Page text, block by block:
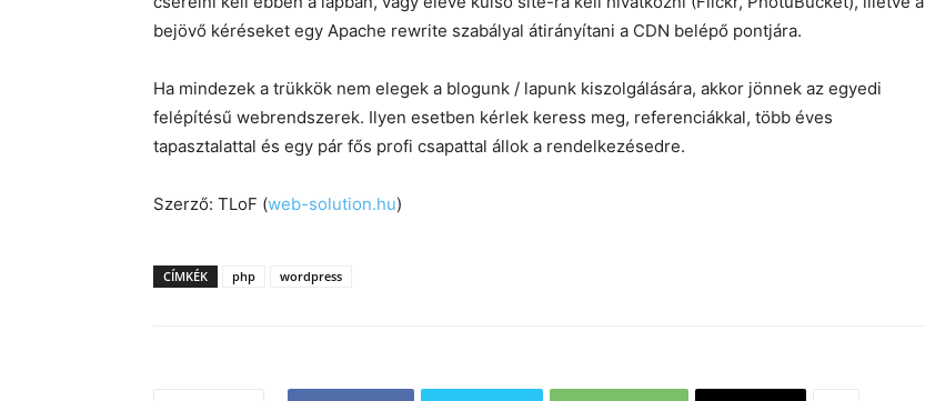
bejövő kéréseket egy Apache rewrite szabályal átirányítani a CDN belépő pontjára.
Ha mindezek a trükkök nem elegek a blogunk / lapunk kiszolgálására, akkor jönnek az egyedi
felépítésű webrendszerek. Ilyen esetben kérlek keress meg, referenciákkal, több éves
tapasztalattal és egy pár fős profi csapattal állok a rendelkezésedre.
Szerző: TLoF (web-solution.hu)
CÍMKÉK php wordpress